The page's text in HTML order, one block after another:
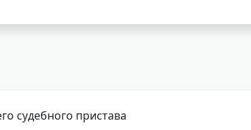
судебного пристава